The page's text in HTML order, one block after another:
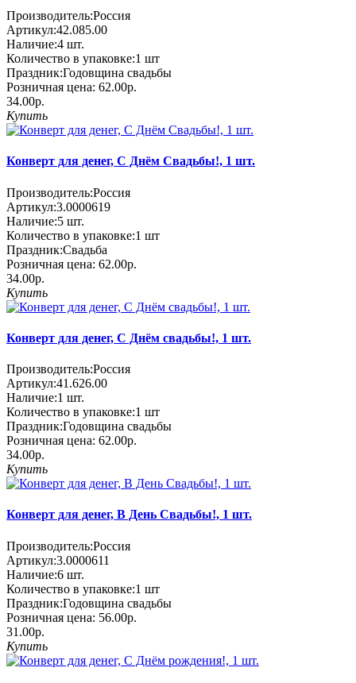
Производитель:Россия
Артикул:42.085.00
Наличие:4 шт.
Количество в упаковке:1 шт
Праздник:Годовщина свадьбы
Розничная цена: 62.00р.
34.00р.
Купить
Конверт для денег, С Днём Свадьбы!, 1 шт.
Производитель:Россия
Артикул:3.0000619
Наличие:5 шт.
Количество в упаковке:1 шт
Праздник:Свадьба
Розничная цена: 62.00р.
34.00р.
Купить
Конверт для денег, С Днём свадьбы!, 1 шт.
Производитель:Россия
Артикул:41.626.00
Наличие:1 шт.
Количество в упаковке:1 шт
Праздник:Годовщина свадьбы
Розничная цена: 62.00р.
34.00р.
Купить
Конверт для денег, В День Свадьбы!, 1 шт.
Производитель:Россия
Артикул:3.0000611
Наличие:6 шт.
Количество в упаковке:1 шт
Праздник:Годовщина свадьбы
Розничная цена: 56.00р.
31.00р.
Купить